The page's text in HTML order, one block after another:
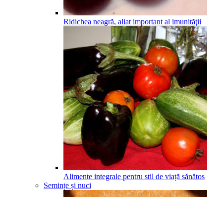
Ridichea neagră, aliat important al imunităţii
Alimente integrale pentru stil de viață sănătos
Semințe și nuci